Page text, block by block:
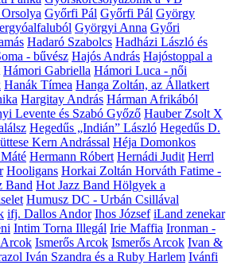
Győrfi Pál Győrfi Pál György
Györgyi Anna Győri
Hadaró Szabolcs Hadházi László és
- bűvész Hajós András Hajóstoppal a
Hámori Gabriella Hámori Luca - női
Hanák Tímea Hanga Zoltán, az Állatkert
Hargitay András Hárman Afrikából
Levente és Szabó Győző Hauber Zsolt X
Hegedűs „Indián” László Hegedűs D.
Kern Andrással Héja Domonkos
Hermann Róbert Hernádi Judit Herrl
Hooligans Horkai Zoltán Horváth Fatime -
Band Hot Jazz Band Hölgyek a
Humusz DC - Urbán Csillával
ifj. Dallos Andor Ihos József iLand zenekar
Intim Torna Illegál Irie Maffia Ironman -
Ismerős Arcok Ismerős Arcok Ivan &
Iván Szandra és a Ruby Harlem Ivánfi